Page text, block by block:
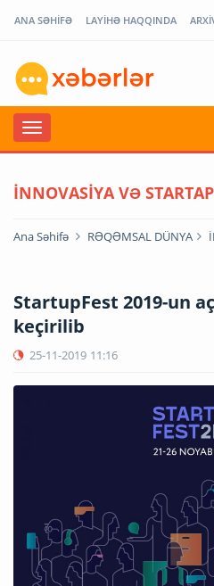
ANA SƏHİFƏ LAYİHƏ HAQQINDA
İNNOVASİYA VƏ STARTAP
Ana Səhifə RƏQƏMSAL DÜNYA
StartupFest 2019-un
keçirilib
25-11-2019 11:16